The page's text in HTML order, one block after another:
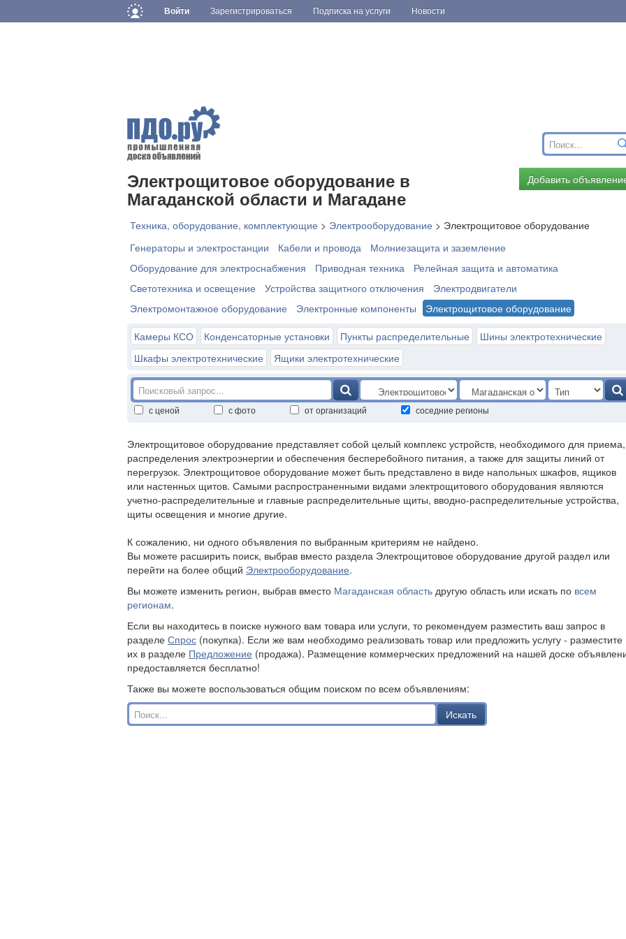
Войти Зарегистрироваться Подписка на услуги Новости
Электрощитовое оборудование в
Магаданской области и Магадане
Добавить
Техника, оборудование, комплектующие > Электрооборудование > Электрощитовое оборудование
Генераторы и электростанции
Кабели и провода
Молниезащита и заземление
Оборудование для электроснабжения
Приводная техника
Релейная защита и автоматика
Светотехника и освещение
Устройства защитного отключения
Электродвигатели
Электромонтажное оборудование
Электронные компоненты
Электрощитовое оборудование
Камеры КСО
Конденсаторные установки Пункты распределительные
Шины электротехнические
Шкафы электротехнические
Ящики электротехнические
с ценой с фото от организаций соседние регионы
Электрощитовое оборудование представляет собой целый комплекс устройств, необходимого для приема,
распределения электроэнергии и обеспечения бесперебойного питания, а также для защиты линий от
перегрузок. Электрощитовое оборудование может быть представлено в виде напольных шкафов, ящиков
или настенных щитов. Самыми распространенными видами электрощитового оборудования являются
учетно-распределительные и главные распределительные щиты, вводно-распределительные устройства,
щиты освещения и многие другие.
К сожалению, ни одного объявления по выбранным критериям не найдено.
Вы можете расширить поиск, выбрав вместо раздела Электрощитовое оборудование другой раздел или
перейти на более общий Электрооборудование.
Вы можете изменить регион, выбрав вместо Магаданская область другую область или искать по всем
регионам.
Если вы находитесь в поиске нужного вам товара или услуги, то рекомендуем разместить ваш запрос в
разделе Спрос (покупка). Если же вам необходимо реализовать товар или предложить услугу - разместите
их в разделе Предложение (продажа). Размещение коммерческих предложений на нашей доске
предоставляется бесплатно!
Также вы можете воспользоваться общим поиском по всем объявлениям:
Искать